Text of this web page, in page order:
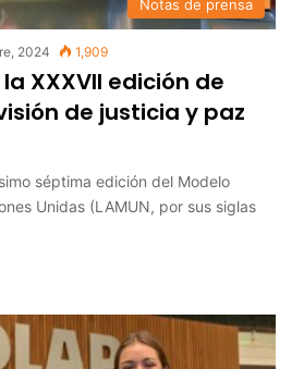
Notas de prensa
2024 1,909
la XXXVII edición de
de justicia y paz
séptima edición del Modelo
Unidas (LAMUN, por sus siglas